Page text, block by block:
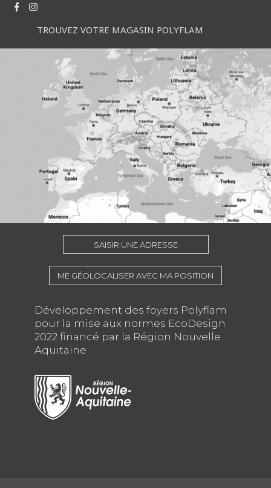
TROUVEZ VOTRE MAGASIN POLYFLAM
SAISIR UNE ADRESSE
ME GÉOLOCALISER AVEC MA POSITION
Développement des foyers Polyflam
pour la mise aux normes EcoDesign
2022 financé par la Région Nouvelle
Aquitaine